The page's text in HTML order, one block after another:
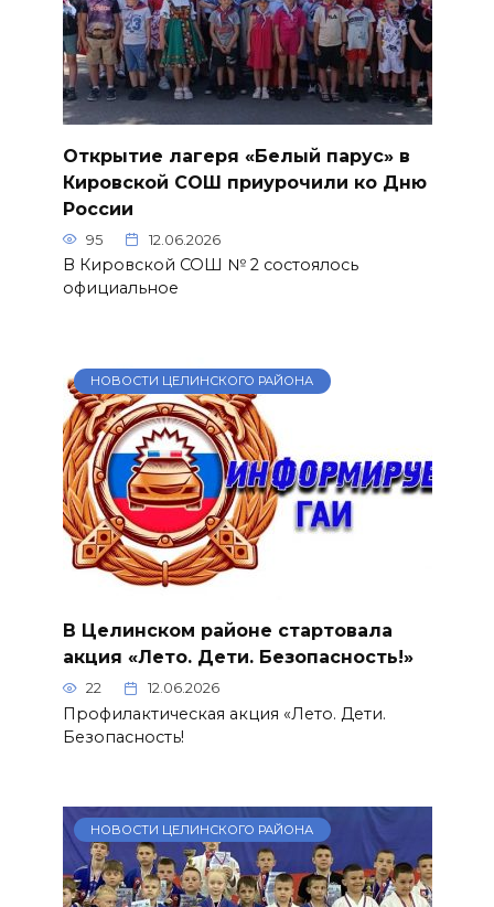
Открытие лагеря «Белый парус» в
Кировской СОШ приурочили ко Дню
России
95 12.06.2026
В Кировской СОШ № 2 состоялось
официальное
НОВОСТИ ЦЕЛИНСКОГО РАЙОНА
В Целинском районе стартовала
акция «Лето. Дети. Безопасность!»
22 12.06.2026
Профилактическая акция «Лето. Дети.
Безопасность!
НОВОСТИ ЦЕЛИНСКОГО РАЙОНА